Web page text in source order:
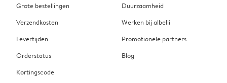
Grote bestellingen
Verzendkosten
Levertijden
Orderstatus
Kortingscode
Duurzaamheid
Werken bij albelli
Promotionele partners
Blog